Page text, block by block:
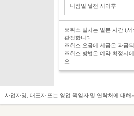
내점일 날전 시이후
※취소 일시는 일본 시간 (서
판정합니다.
※취소 요금에 세금은 과금되
※취소 방법은 예약 확정시
오.
사업자명, 대표자 또는 영업 책임자 및 연락처에 대해